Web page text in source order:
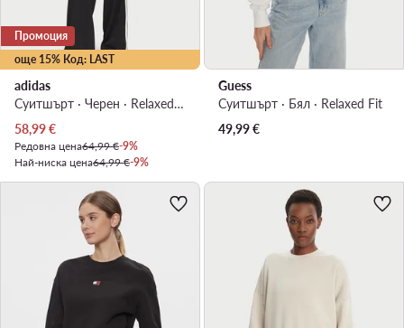
още 15% Код: LAST
Промоция
adidas
Суитшърт · Черен · Relaxed Fit
Актуална цена
58,99€
Редовна цена64,99 €-9%
Най-ниска цена64,99 €-9%
Guess
Суитшърт · Бял · Relaxed Fit
49,99€